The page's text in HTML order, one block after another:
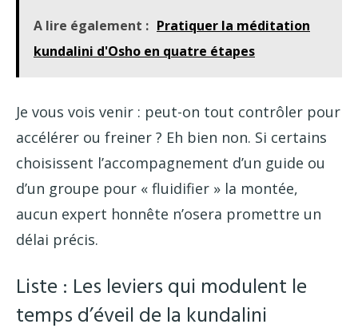
A lire également : Pratiquer la méditation
kundalini d'Osho en quatre étapes
Je vous vois venir : peut-on tout contrôler pour
accélérer ou freiner ? Eh bien non. Si certains
choisissent l’accompagnement d’un guide ou
d’un groupe pour « fluidifier » la montée,
aucun expert honnête n’osera promettre un
délai précis.
Liste : Les leviers qui modulent le
temps d’éveil de la kundalini